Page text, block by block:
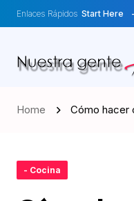
Enlaces Rápidos Start Here
Home Cómo hacer
- Cocina